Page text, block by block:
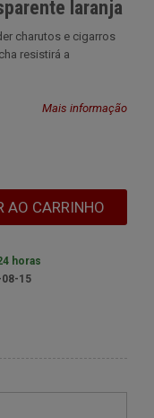
laranja
charutos e cigarros
resistirá a
Mais informação
AO CARRINHO
horas
08-15